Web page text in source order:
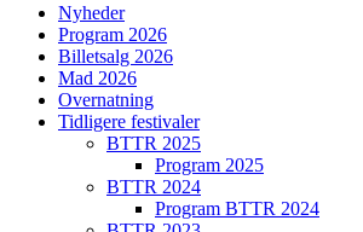
Nyheder
Program 2026
Billetsalg 2026
Mad 2026
Overnatning
Tidligere festivaler
BTTR 2025
Program 2025
BTTR 2024
Program BTTR 2024